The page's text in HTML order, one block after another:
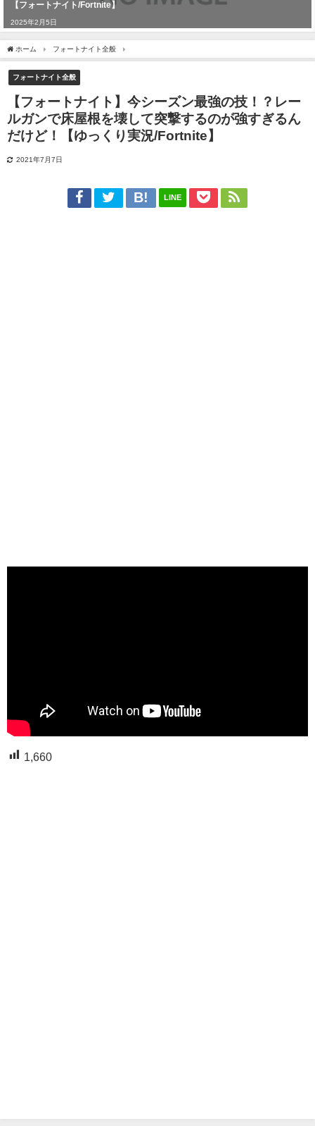
【フォートナイト/Fortnite】
2025年2月5日
ホーム フォートナイト全般
フォートナイト全般
【フォートナイト】今シーズン最強の技！？レー
ルガンで床屋根を壊して突撃するのが強すぎるん
だけど！【ゆっくり実況/Fortnite】
2021年7月7日
LINE
1,660